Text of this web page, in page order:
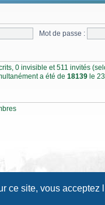
ce site, vous
Mot de passe :
0 invisible et 511 invités
a été de 18139 le